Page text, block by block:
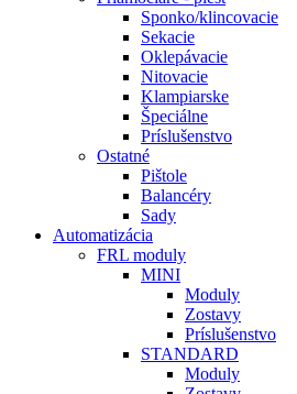
Sponko/klincovacie
Sekacie
Oklepávacie
Nitovacie
Klampiarske
Špeciálne
Príslušenstvo
Ostatné
Pištole
Balancéry
Sady
Automatizácia
FRL moduly
MINI
Moduly
Zostavy
Príslušenstvo
STANDARD
Moduly